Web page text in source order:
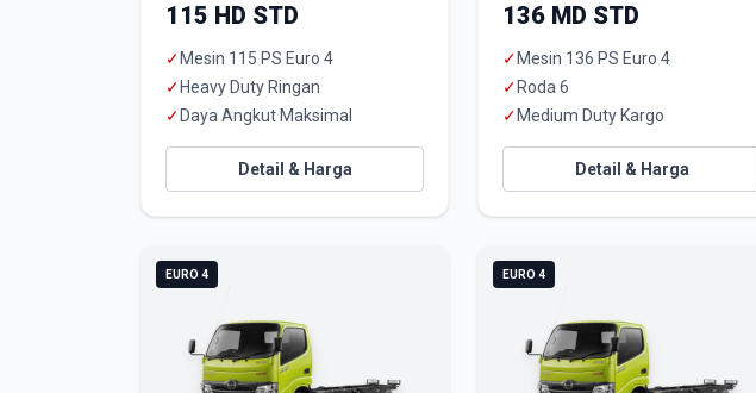
115 HD STD
✓ Mesin 115 PS Euro 4
✓ Heavy Duty Ringan
✓ Daya Angkut Maksimal
Detail & Harga
136 MD STD
✓ Mesin 136 PS Euro 4
✓ Roda 6
✓ Medium Duty Kargo
Detail & Harga
EURO 4 EURO 4